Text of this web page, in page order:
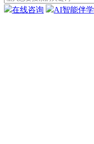
在线咨询 AI智能伴学